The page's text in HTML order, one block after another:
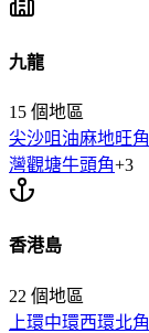
九龍
15 個地區
尖沙咀 油麻地旺角
灣觀塘牛頭角+3
香港島
22 個地區
上環中環西環北角